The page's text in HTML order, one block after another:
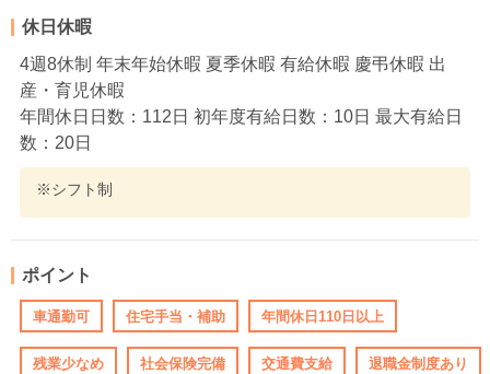
休日休暇
4週8休制 年末年始休暇 夏季休暇 有給休暇 慶弔休暇 出
産・育児休暇
年間休日日数：112日 初年度有給日数：10日 最大有給日
数：20日
※シフト制
ポイント
車通勤可 住宅手当・補助 年間休日110日以上
残業少なめ 社会保険完備 交通費支給 退職金制度あり